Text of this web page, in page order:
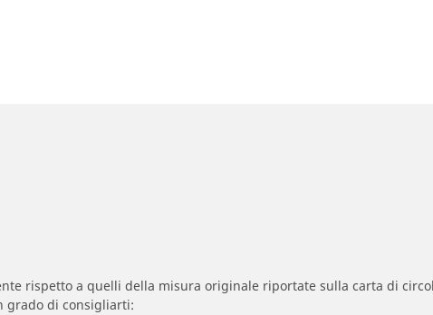
rispetto a quelli della misura originale riportate sulla carta di
grado di consigliarti: